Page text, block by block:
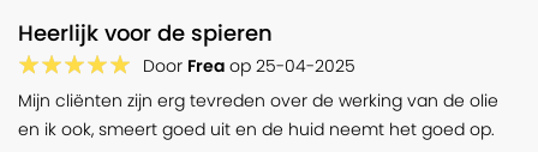
Heerlijk voor de spieren
Door Frea op 25-04-2025
Mijn cliënten zijn erg tevreden over de werking van de olie
en ik ook, smeert goed uit en de huid neemt het goed op.